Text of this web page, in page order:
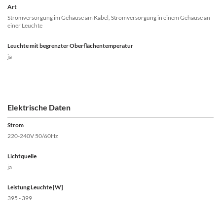
Art
Stromversorgung im Gehäuse am Kabel, Stromversorgung in einem Gehäuse an
einer Leuchte
Leuchte mit begrenzter Oberflächentemperatur
ja
Elektrische Daten
Strom
220-240V 50/60Hz
Lichtquelle
ja
Leistung Leuchte [W]
395 - 399